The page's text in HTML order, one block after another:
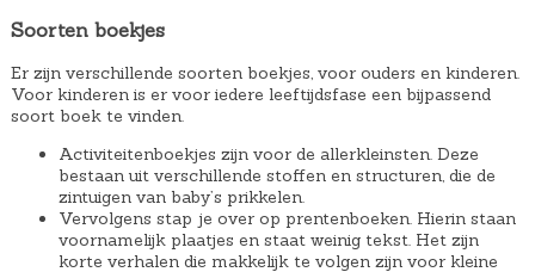
Soorten boekjes
Er zijn verschillende soorten boekjes, voor ouders en kinderen.
Voor kinderen is er voor iedere leeftijdsfase een bijpassend
soort boek te vinden.
Activiteitenboekjes zijn voor de allerkleinsten. Deze
bestaan uit verschillende stoffen en structuren, die de
zintuigen van baby’s prikkelen.
Vervolgens stap je over op prentenboeken. Hierin staan
voornamelijk plaatjes en staat weinig tekst. Het zijn
korte verhalen die makkelijk te volgen zijn voor kleine